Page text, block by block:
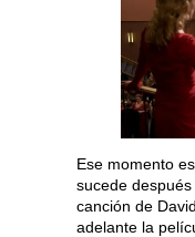
Ese momento
sucede después
canción de
adelante la